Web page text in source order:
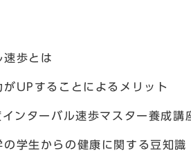
歩とは
UPすることによるメリット
ンターバル速歩マスター養成講
学生からの健康に関する豆知識